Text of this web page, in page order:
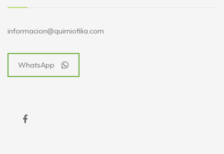
informacion@quimiofilia.com
WhatsApp